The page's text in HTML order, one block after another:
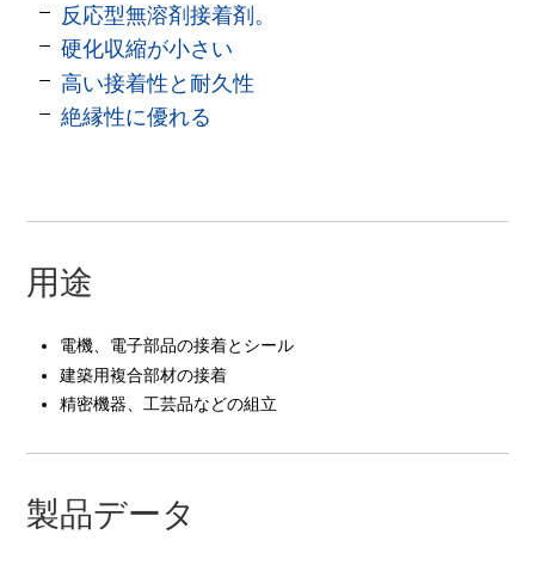
反応型無溶剤接着剤 。
硬化収縮が小さい
高い接着性と耐久性
絶縁性に優れる
用途
電機、電子部品の接着とシール
建築用複合部材の接着
精密機器、工芸品などの組立
製品データ